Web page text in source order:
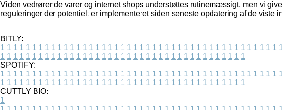
Viden vedrørende varer og internet shops understøttes rutinemæssigt, men vi
reguleringer der potentielt er implementeret siden seneste opdatering af de viste
BITLY:
1 1 1 1 1 1 1 1 1 1 1 1 1 1 1 1 1 1 1 1 1 1 1 1 1 1 1 1 1 1 1 1 1 1 1 1 1 1 1 1 1 1 1 1 1
1 1 1 1 1 1 1 1 1 1 1 1 1 1 1 1 1 1 1 1 1 1 1 1 1 1 1 1 1 1 1 1 1 1 1 1 1 1 1
SPOTIFY:
1 1 1 1 1 1 1 1 1 1 1 1 1 1 1 1 1 1 1 1 1 1 1 1 1 1 1 1 1 1 1 1 1 1 1 1 1 1 1 1 1 1 1 1 1
1 1 1 1 1 1 1 1 1 1 1 1 1 1 1 1 1 1 1 1 1 1 1 1 1 1 1 1 1 1 1 1 1 1 1 1 1 1 1
CUTTLY BIO:
1